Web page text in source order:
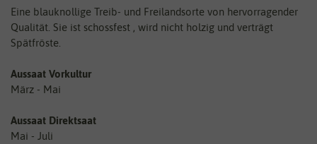
Eine blauknollige Treib- und Freilandsorte von hervorragender
Qualität. Sie ist schossfest , wird nicht holzig und verträgt
Spätfröste.
Aussaat Vorkultur
März - Mai
Aussaat Direktsaat
Mai - Juli